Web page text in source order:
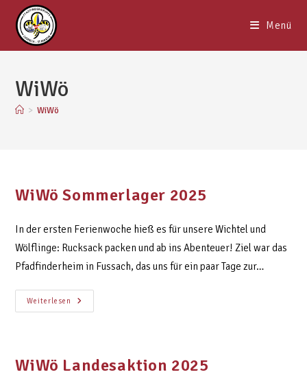
Menü
WiWö
> WiWö
WiWö Sommerlager 2025
In der ersten Ferienwoche hieß es für unsere Wichtel und
Wölflinge: Rucksack packen und ab ins Abenteuer! Ziel war das
Pfadfinderheim in Fussach, das uns für ein paar Tage zur…
Weiterlesen
WiWö Landesaktion 2025